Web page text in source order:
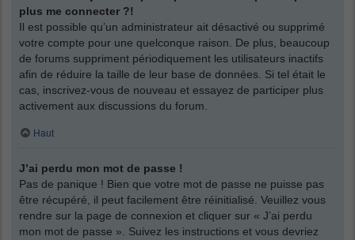
plus me connecter ?!
Il est possible qu’un administrateur ait désactivé ou supprimé
votre compte pour une quelconque raison. De plus, beaucoup
de forums suppriment périodiquement les utilisateurs inactifs
afin de réduire la taille de leur base de données. Si tel était le
cas, inscrivez-vous de nouveau et essayez de participer plus
activement aux discussions du forum.
Haut
J’ai perdu mon mot de passe !
Pas de panique ! Bien que votre mot de passe ne puisse pas
être récupéré, il peut facilement être réinitialisé. Veuillez vous
rendre sur la page de connexion et cliquer sur « J’ai perdu
mon mot de passe ». Suivez les instructions et vous devriez